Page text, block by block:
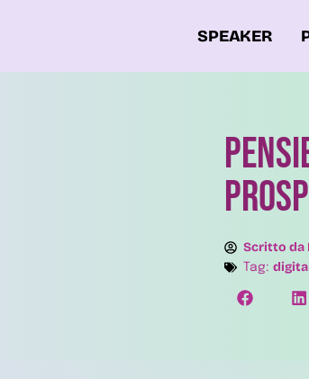
SPEAKER
Scritto da
Tag: